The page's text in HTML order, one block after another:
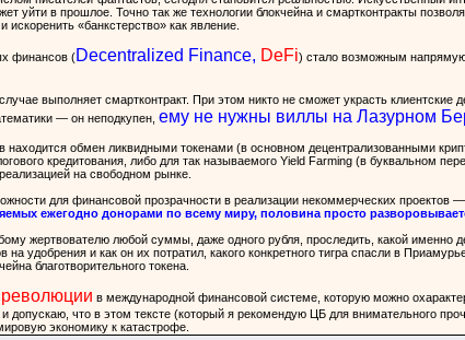
уйти в прошлое. Точно так же технологии блокчейна и смартконтракты
«банкстерство» как явление.
финансов (Decentralized Finance, DeFi) стало возможным напрямую
выполняет смартконтракт. При этом никто не сможет украсть
— он неподкупен, ему не нужны виллы на Лазурном
находится обмен ликвидными токенами (в основном децентрализованными
кредитования, либо для так называемого Yield Farming (в буквальном
на свободном рынке.
для финансовой прозрачности в реализации некоммерческих проектов
ежегодно донорами по всему миру, половина просто
жертвователю любой суммы, даже одного рубля, проследить, какой именно
на удобрения и как он их потратил, какого конкретного тигра спасли в
благотворительного токена.
революции в международной финансовой системе, которую можно
допускаю, что в этом тексте (который я рекомендую ЦБ для внимательного
экономику к катастрофе.